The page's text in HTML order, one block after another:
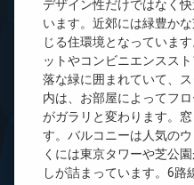
デザイン性だけではなく
います。近郊には緑豊か
じる住環境となっていま
ットやコンビニエンスス
落な緑に囲まれていて、
内は、お部屋によってフ
がガラリと変わります。
す。バルコニーは人気の
くには東京タワーや芝公
しが詰まっています。6路